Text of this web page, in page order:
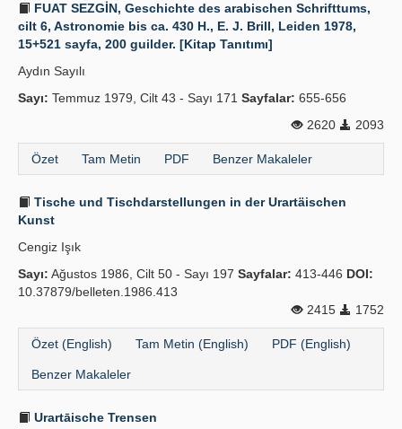
FUAT SEZGİN, Geschichte des arabischen Schrifttums,
cilt 6, Astronomie bis ca. 430 H., E. J. Brill, Leiden 1978,
15+521 sayfa, 200 guilder. [Kitap Tanıtımı]
Aydın Sayılı
Sayı: Temmuz 1979, Cilt 43 - Sayı 171 Sayfalar: 655-656
2620
2093
Özet Tam Metin PDF Benzer Makaleler
Tische und Tischdarstellungen in der Urartäischen
Kunst
Cengiz Işık
Sayı: Ağustos 1986, Cilt 50 - Sayı 197 Sayfalar: 413-446 DOI:
10.37879/belleten.1986.413
2415
1752
Özet (English) Tam Metin (English) PDF (English)
Benzer Makaleler
Urartāische Trensen